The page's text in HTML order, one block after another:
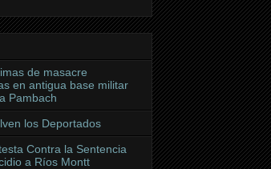
de masacre
en antigua base militar
Pambach
los Deportados
Contra la Sentencia
a Ríos Montt